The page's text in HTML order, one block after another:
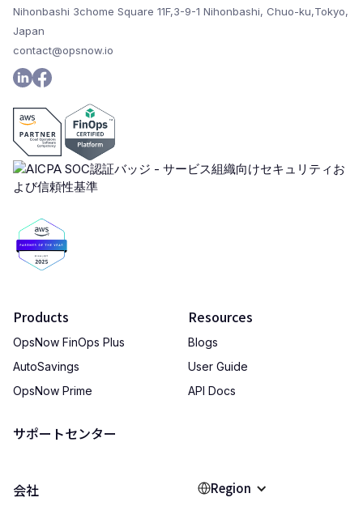
Nihonbashi 3chome Square 11F,3-9-1 Nihonbashi, Chuo-ku,Tokyo,
Japan
contact@opsnow.io
Products
OpsNow FinOps Plus
AutoSavings
OpsNow Prime
サポートセンター
Resources
Blogs
User Guide
API Docs
会社 Region